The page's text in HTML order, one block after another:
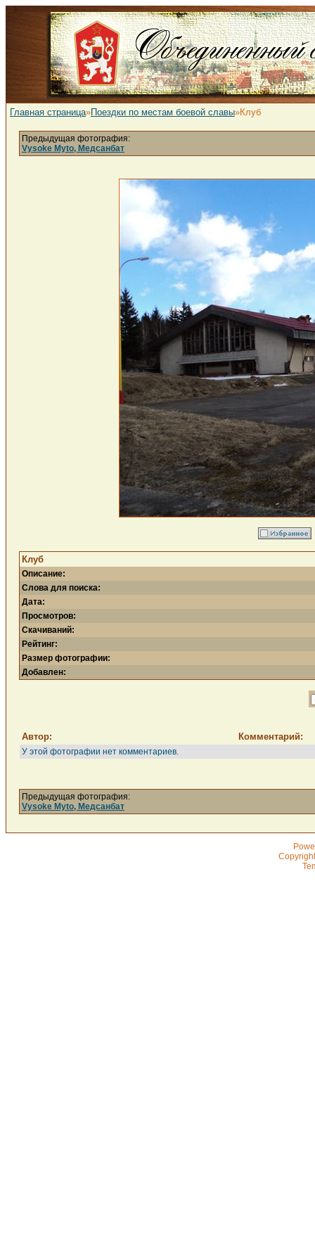
Главная страница»Поездки по местам боевой славы»Клуб
Предыдущая фотография:
Vysoke Myto, Медсанбат
Клуб
Описание:
Слова для поиска:
Дата:
Просмотров:
Скачиваний:
Рейтинг:
Размер фотографии:
Добавлен:
Автор: Комментарий:
У этой фотографии нет комментариев.
Предыдущая фотография:
Vysoke Myto, Медсанбат